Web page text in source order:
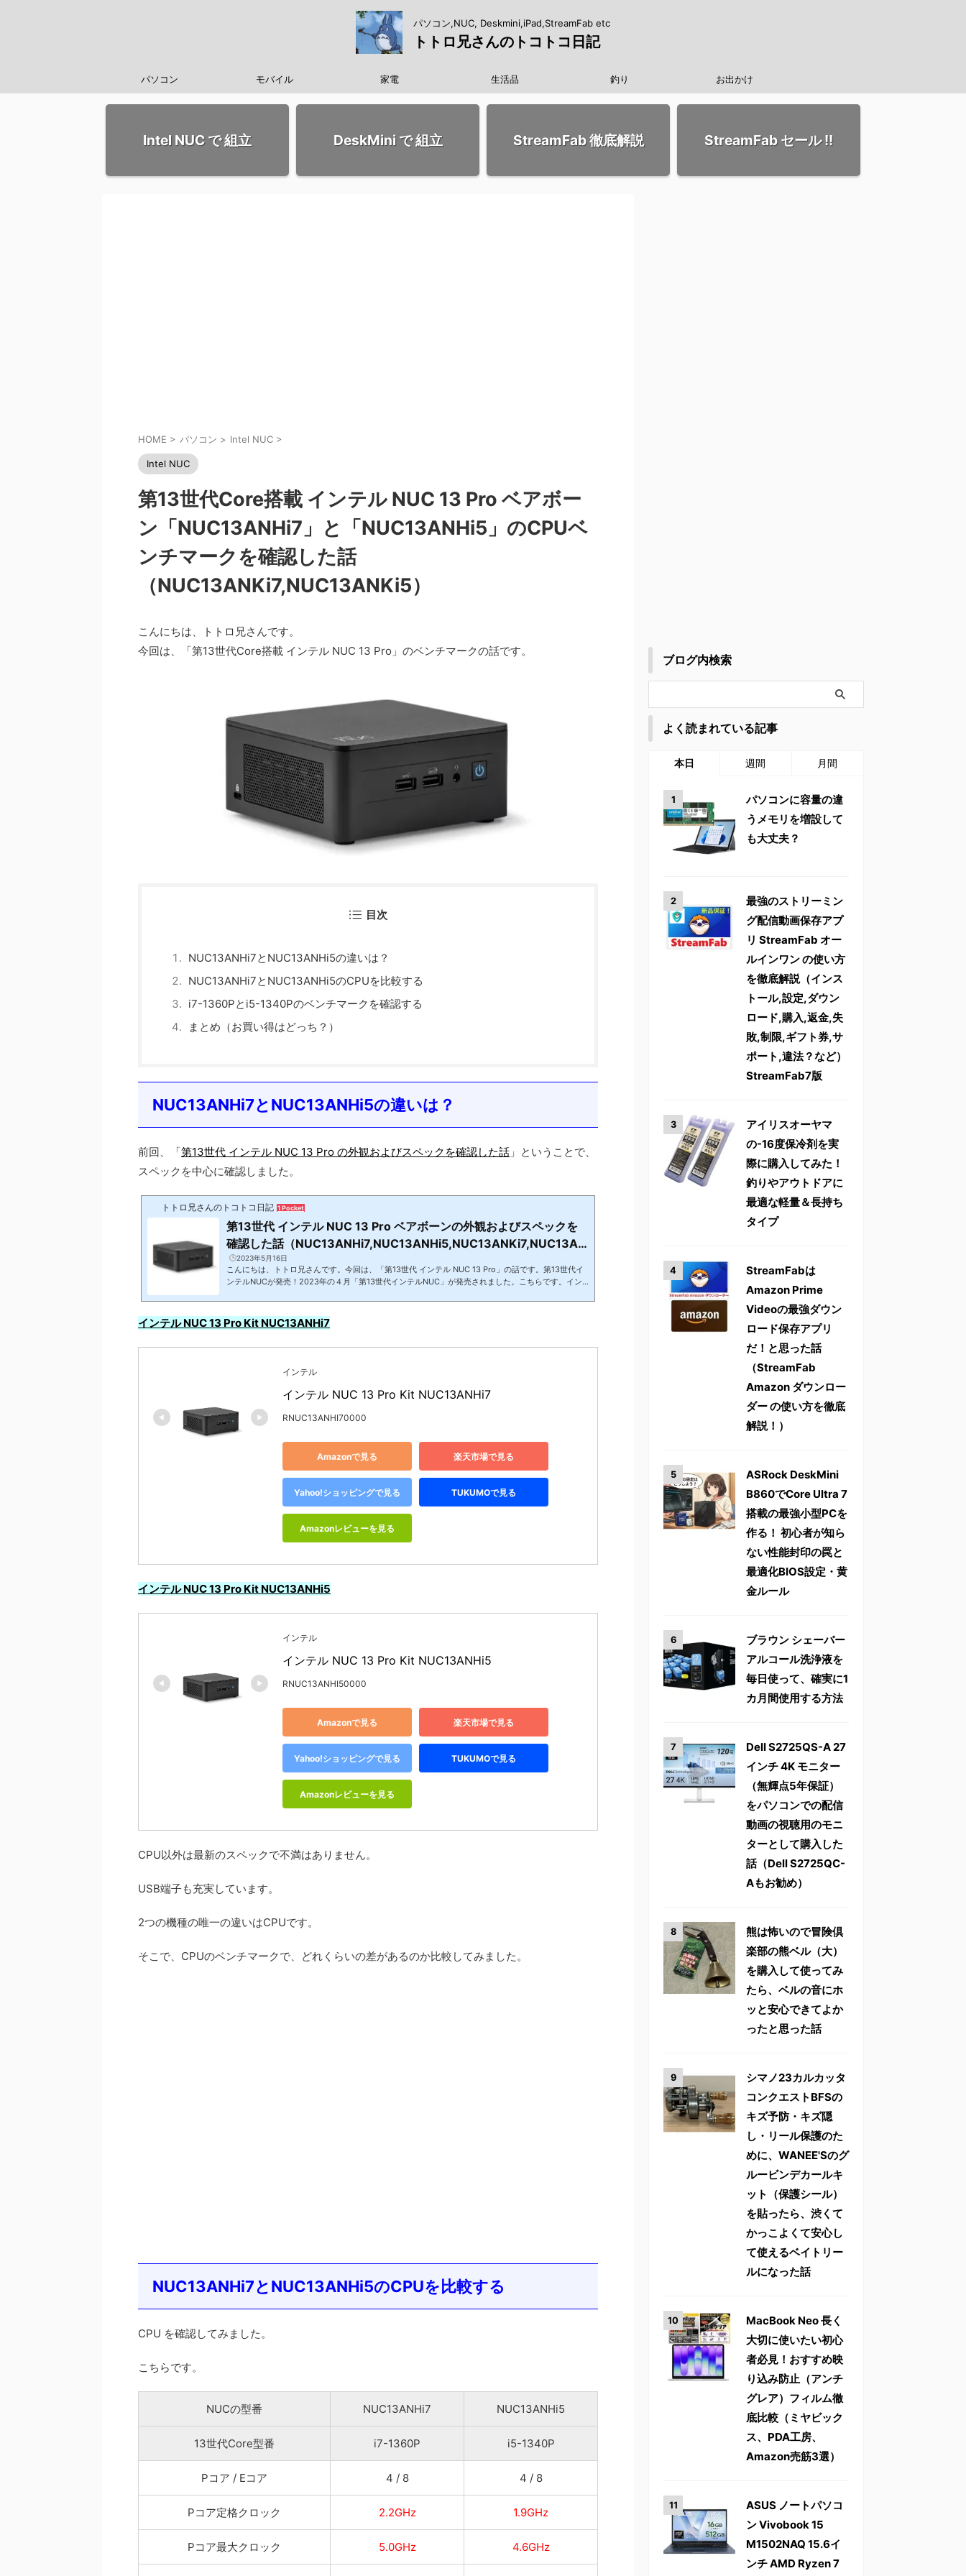
パソコン,NUC, Deskmini,iPad,StreamFab etc
トトロ兄さんのトコトコ日記
パソコン モバイル 家電 生活品 釣り お出かけ
Intel NUC で 組立 DeskMini で 組立 StreamFab 徹底解説 StreamFab セール !!
HOME > パソコン > Intel NUC >
Intel NUC
第13世代Core搭載 インテル NUC 13 Pro ベアボー
ン「NUC13ANHi7」と「NUC13ANHi5」のCPUベ
ンチマークを確認した話
（NUC13ANKi7,NUC13ANKi5）
こんにちは、トトロ兄さんです。
今回は、「第13世代Core搭載 インテル NUC 13 Pro」のベンチマークの話です。
目次
NUC13ANHi7とNUC13ANHi5の違いは？
NUC13ANHi7とNUC13ANHi5のCPUを比較する
i7-1360Pとi5-1340Pのベンチマークを確認する
まとめ（お買い得はどっち？）
NUC13ANHi7とNUC13ANHi5の違いは？
前回、「第13世代 インテル NUC 13 Pro の外観およびスペックを確認した話 」ということで、
スペックを中心に確認しました。
トトロ兄さんのトコトコ日記 1 Pocket
第13世代 インテル NUC 13 Pro ベアボーンの外観およびスペックを
確認した話（NUC13ANHi7,NUC13ANHi5,NUC13ANKi7,NUC13AN
Ki5）
2023年5月16日
こんにちは、トトロ兄さんです。今回は、「第13世代 インテル NUC 13 Pro」の話です。第13世代イ
ンテルNUCが発売！2023年の４月「第13世代インテルNUC」が発売されました。こちらです。イン
ntById(a)||(d=c.createElement(f),d.src=g,d.id=a,e=c.getElementsByTagName("body"),e.appendC
hild(d))})(window,document,"...
インテル NUC 13 Pro Kit NUC13ANHi7
インテル
インテル NUC 13 Pro Kit NUC13ANHi7
RNUC13ANHI70000
Amazonで見る 楽天市場で見る
Yahoo!ショッピングで見る TUKUMOで見る
Amazonレビューを見る
インテル NUC 13 Pro Kit NUC13ANHi5
インテル
インテル NUC 13 Pro Kit NUC13ANHi5
RNUC13ANHI50000
Amazonで見る 楽天市場で見る
Yahoo!ショッピングで見る TUKUMOで見る
Amazonレビューを見る
CPU以外は最新のスペックで不満はありません。
USB端子も充実しています。
2つの機種の唯一の違いはCPUです。
そこで、CPUのベンチマークで、どれくらいの差があるのか比較してみました。
NUC13ANHi7とNUC13ANHi5のCPUを比較する
CPU を確認してみました。
こちらです。
NUCの型番 NUC13ANHi7 NUC13ANHi5
13世代Core型番 i7-1360P i5-1340P
Pコア / Eコア 4 / 8 4 / 8
Pコア定格クロック 2.2GHz 1.9GHz
Pコア最大クロック 5.0GHz 4.6GHz
ブログ内検索
よく読まれている記事
本日 週間 月間
パソコンに容量の違
うメモリを増設して
も大丈夫？
最強のストリーミン
グ配信動画保存アプ
リ StreamFab オー
ルインワン の使い方
を徹底解説（インス
トール,設定,ダウン
ロード,購入,返金,失
敗,制限,ギフト券,サ
ポート,違法？など）
StreamFab7版
アイリスオーヤマ
の-16度保冷剤を実
際に購入してみた！
釣りやアウトドアに
最適な軽量＆長持ち
タイプ
StreamFabは
Amazon Prime
Videoの最強ダウン
ロード保存アプリ
だ！と思った話
（StreamFab
Amazon ダウンロー
ダー の使い方を徹底
解説！）
ASRock DeskMini
B860でCore Ultra 7
搭載の最強小型PCを
作る！ 初心者が知ら
ない性能封印の罠と
最適化BIOS設定・黄
金ルール
ブラウン シェーバー
アルコール洗浄液を
毎日使って、確実に1
カ月間使用する方法
Dell S2725QS-A 27
インチ 4K モニター
（無輝点5年保証）
をパソコンでの配信
動画の視聴用のモニ
ターとして購入した
話（Dell S2725QC-
Aもお勧め）
熊は怖いので冒険倶
楽部の熊ベル（大）
を購入して使ってみ
たら、ベルの音にホ
ッと安心できてよか
ったと思った話
シマノ23カルカッタ
コンクエストBFSの
キズ予防・キズ隠
し・リール保護のた
めに、WANEE'Sのグ
ルービンデカールキ
ット（保護シール）
を貼ったら、渋くて
かっこよくて安心し
て使えるベイトリー
ルになった話
MacBook Neo 長く
大切に使いたい初心
者必見！おすすめ映
り込み防止（アンチ
グレア）フィルム徹
底比較（ミヤビック
ス、PDA工房、
Amazon売筋3選）
ASUS ノートパソコ
ン Vivobook 15
M1502NAQ 15.6イ
ンチ AMD Ryzen 7